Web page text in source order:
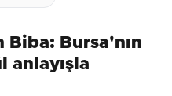
İlk yorumu siz yapın!
Biba: Bursa'nın
anlayışla